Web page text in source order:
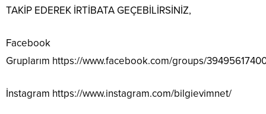
TAKİP EDEREK İRTİBATA GEÇEBİLİRSİNİZ,
Facebook
Gruplarım https://www.facebook.com/groups/
İnstagram https://www.instagram.com/bilgievimnet/